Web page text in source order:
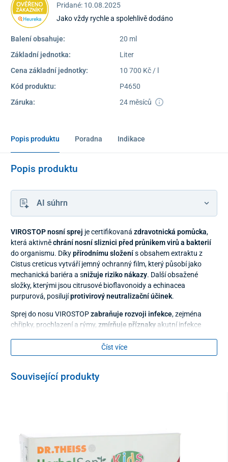
Pridané: 10.08.2025
Jako vždy rychle a spolehlivě dodáno
Balení obsahuje:
20 ml
Základní jednotka:
Liter
Cena základní jednotky:
10 700 Kč / l
Kód produktu:
P4650
Záruka:
24 měsíců
Popis produktu Poradna Indikace
Popis produktu
AI súhrn
VIROSTOP nosní sprej je certifikovaná zdravotnická pomůcka,
která aktivněchrání nosní sliznici před průnikem virů a bakterií
do organismu. Díkypřírodnímu složenís obsahem extraktu z
Cistus creticus vytváří jemný ochranný film, který působí jako
mechanická bariéra a snižuje riziko nákazy. Další obsažené
složky, kterými jsou citrusové bioflavonoidy a echinacea
purpurová, posilujíprotivirový neutralizační účinek.
Sprej do nosu VIROSTOPzabraňuje rozvoji infekce, zejména
chřipky, prochlazení a rýmy, zmírňuje příznaky akutní infekce
zkracuje délku symptomů
imunitní ochranu organismu
denně podle potřeby. Při preventivních stavech 3 až 4x denně, při
Číst více
Související produkty